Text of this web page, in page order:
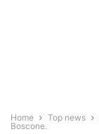
Home Top news
Boscone.